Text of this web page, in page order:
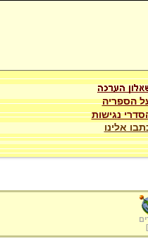
הספריה
נגישות
אלינו
]